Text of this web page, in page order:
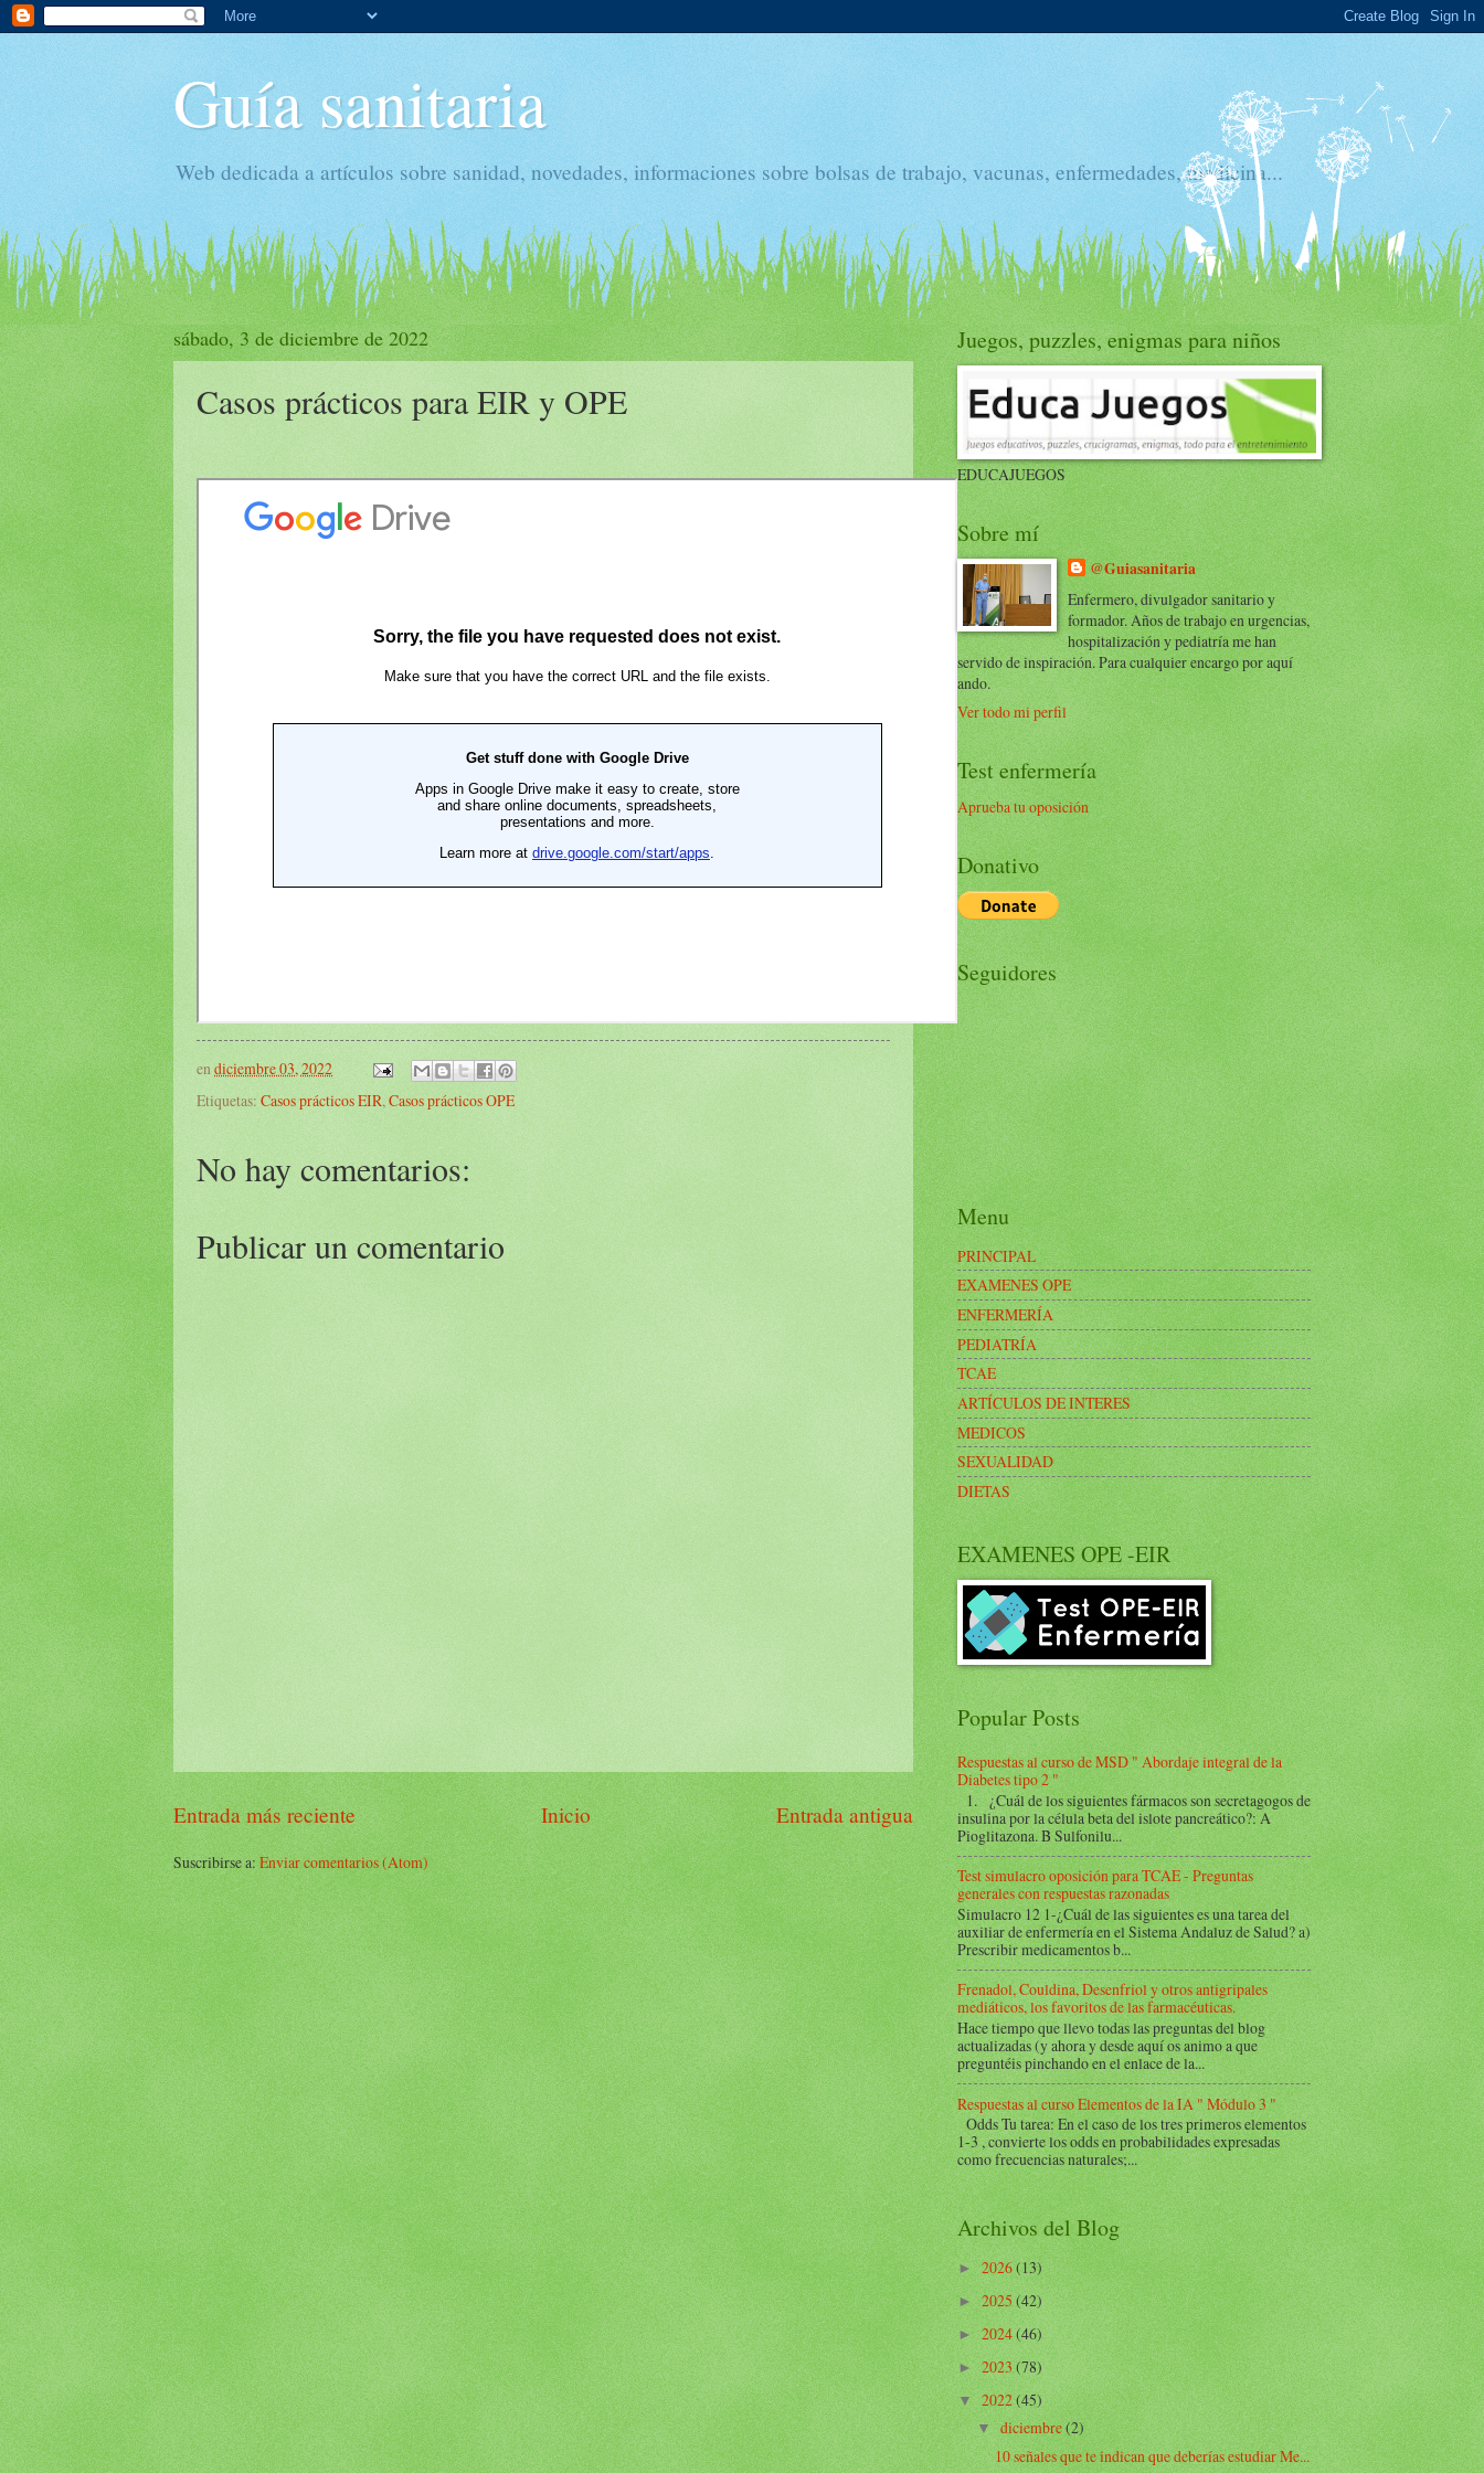
Guía sanitaria
Web dedicada a artículos sobre sanidad, novedades, informaciones sobre bolsas de trabajo, vacunas, enfermedades, medicina...
sábado, 3 de diciembre de 2022
Casos prácticos para EIR y OPE
en diciembre 03, 2022
Etiquetas: Casos prácticos EIR,Casos prácticos OPE
No hay comentarios:
Publicar un comentario
Entrada más reciente Entrada antigua
Inicio
Suscribirse a:Enviar comentarios (Atom)
Juegos, puzzles, enigmas para niños
EDUCAJUEGOS
Sobre mí
@Guiasanitaria
Enfermero, divulgador sanitario y
formador. Años de trabajo en urgencias,
hospitalización y pediatría me han
servido de inspiración. Para cualquier encargo por aquí
ando.
Ver todo mi perfil
Test enfermería
Aprueba tu oposición
Donativo
Seguidores
Menu
PRINCIPAL
EXAMENES OPE
ENFERMERÍA
PEDIATRÍA
TCAE
ARTÍCULOS DE INTERES
MEDICOS
SEXUALIDAD
DIETAS
EXAMENES OPE -EIR
Popular Posts
Respuestas al curso de MSD " Abordaje integral de la
Diabetes tipo 2 "
1. ¿Cuál de los siguientes fármacos son secretagogos de
insulina por la célula beta del islote pancreático?: A
Pioglitazona. B Sulfonilu...
Test simulacro oposición para TCAE - Preguntas
generales con respuestas razonadas
Simulacro 12 1-¿Cuál de las siguientes es una tarea del
auxiliar de enfermería en el Sistema Andaluz de Salud? a)
Prescribir medicamentos b...
Frenadol, Couldina, Desenfriol y otros antigripales
mediáticos, los favoritos de las farmacéuticas.
Hace tiempo que llevo todas las preguntas del blog
actualizadas (y ahora y desde aquí os animo a que
preguntéis pinchando en el enlace de la...
Respuestas al curso Elementos de la IA " Módulo 3 "
Odds Tu tarea: En el caso de los tres primeros elementos
1-3 , convierte los odds en probabilidades expresadas
como frecuencias naturales;...
Archivos del Blog
►2026(13)
►2025(42)
►2024(46)
►2023(78)
▼2022(45)
▼diciembre(2)
10 señales que te indican que deberías estudiar Me...